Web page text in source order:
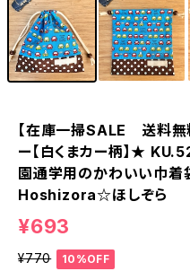
【在庫一掃SALE 送料
ー【白くまカー柄】★
園通学用のかわいい巾着
Hoshizora☆ほしぞら
¥693
¥770 10%OFF